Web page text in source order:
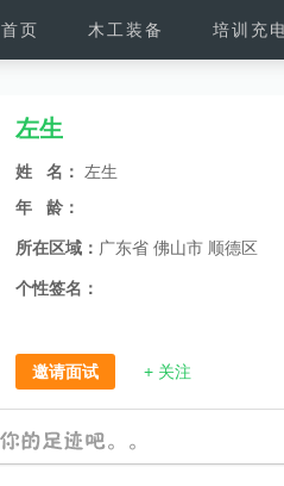
首页 木工装备 培训充
左生
姓 名： 左生
年 龄：
所在区域： 广东省 佛山市 顺德区
个性签名：
邀请面试 + 关注